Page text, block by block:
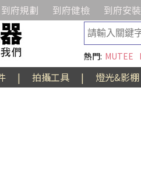
到府規劃 到府健檢 到府安裝
熱門: MUTEE
| 拍攝工具 |
燈光&影棚